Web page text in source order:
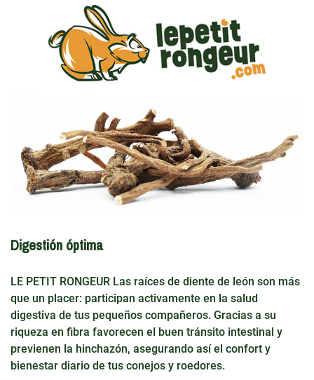
Digestión óptima
LE PETIT RONGEUR Las raíces de diente de león son más
que un placer: participan activamente en la salud
digestiva de tus pequeños compañeros. Gracias a su
riqueza en fibra favorecen el buen tránsito intestinal y
previenen la hinchazón, asegurando así el confort y
bienestar diario de tus conejos y roedores.